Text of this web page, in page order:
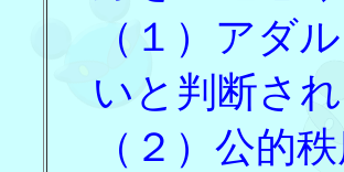
（１）アダ
いと判断さ
（２）公的